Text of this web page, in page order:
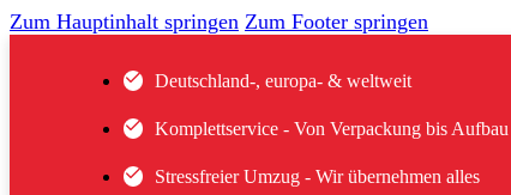
Zum Hauptinhalt springen Zum Footer springen
Deutschland-, europa- & weltweit
Komplettservice - Von Verpackung bis Aufbau
Stressfreier Umzug - Wir übernehmen alles